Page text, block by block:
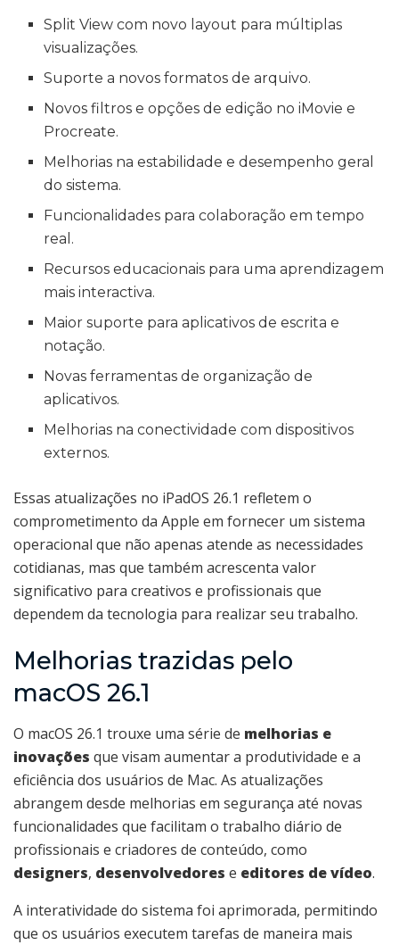
Split View com novo layout para múltiplas
visualizações.
Suporte a novos formatos de arquivo.
Novos filtros e opções de edição no iMovie e
Procreate.
Melhorias na estabilidade e desempenho geral
do sistema.
Funcionalidades para colaboração em tempo
real.
Recursos educacionais para uma aprendizagem
mais interactiva.
Maior suporte para aplicativos de escrita e
notação.
Novas ferramentas de organização de
aplicativos.
Melhorias na conectividade com dispositivos
externos.
Essas atualizações no iPadOS 26.1 refletem o
comprometimento da Apple em fornecer um sistema
operacional que não apenas atende as necessidades
cotidianas, mas que também acrescenta valor
significativo para creativos e profissionais que
dependem da tecnologia para realizar seu trabalho.
Melhorias trazidas pelo
macOS 26.1
O macOS 26.1 trouxe uma série de melhorias e
inovações que visam aumentar a produtividade e a
eficiência dos usuários de Mac. As atualizações
abrangem desde melhorias em segurança até novas
funcionalidades que facilitam o trabalho diário de
profissionais e criadores de conteúdo, como
designers, desenvolvedores e editores de vídeo.
A interatividade do sistema foi aprimorada, permitindo
que os usuários executem tarefas de maneira mais